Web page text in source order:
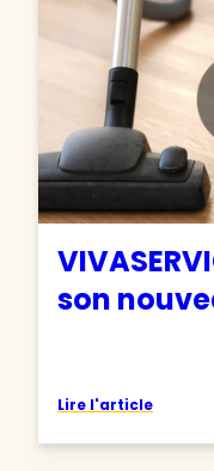
son
Lire l'article